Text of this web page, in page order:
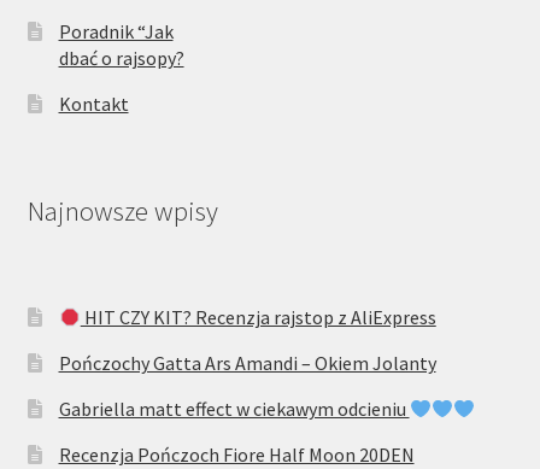
Poradnik “Jak
dbać o rajsopy?
Kontakt
Najnowsze wpisy
HIT CZY KIT? Recenzja rajstop z AliExpress
Pończochy Gatta Ars Amandi – Okiem Jolanty
Gabriella matt effect w ciekawym odcieniu
Recenzja Pończoch Fiore Half Moon 20DEN